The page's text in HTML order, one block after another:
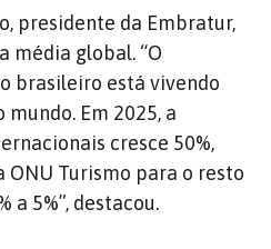
presidente da Embratur,
média global. “O
brasileiro está vivendo
Em 2025, a
cresce 50%,
ONU Turismo para o resto
a 5%”, destacou.